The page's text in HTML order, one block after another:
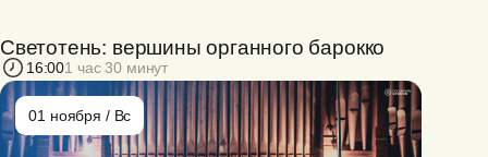
Светотень: вершины органного барокко
16:001 час 30 минут
01 ноября / Вс